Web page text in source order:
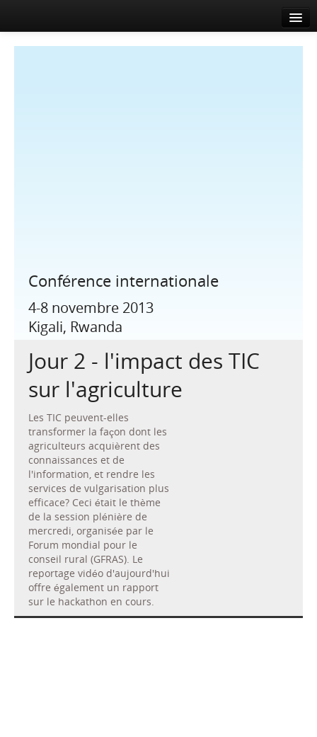
Conférence internationale
4-8 novembre 2013
Kigali, Rwanda
Jour 2 - l'impact des TIC
sur l'agriculture
Les TIC peuvent-elles
transformer la façon dont les
agriculteurs acquièrent des
connaissances et de
l'information, et rendre les
services de vulgarisation plus
efficace? Ceci était le thème
de la session plénière de
mercredi, organisée par le
Forum mondial pour le
conseil rural (GFRAS). Le
reportage vidéo d'aujourd'hui
offre également un rapport
sur le hackathon en cours.